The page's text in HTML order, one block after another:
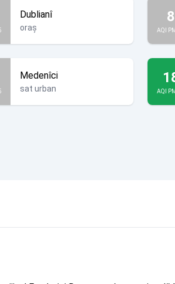
Dublianî
oraș
8
AQI
Medenîci
sat urban AQI